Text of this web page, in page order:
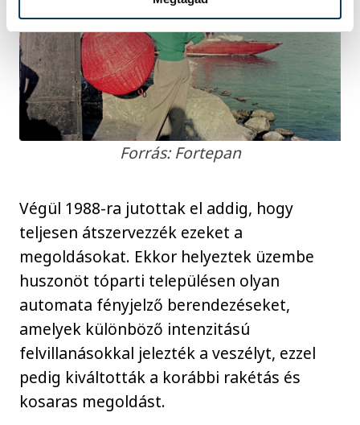
Forrás: Fortepan
Végül 1988-ra jutottak el addig, hogy
teljesen átszervezzék ezeket a
megoldásokat. Ekkor helyeztek üzembe
huszonöt tóparti településen olyan
automata fényjelző berendezéseket,
amelyek különböző intenzitású
felvillanásokkal jelezték a veszélyt, ezzel
pedig kiváltották a korábbi rakétás és
kosaras megoldást.